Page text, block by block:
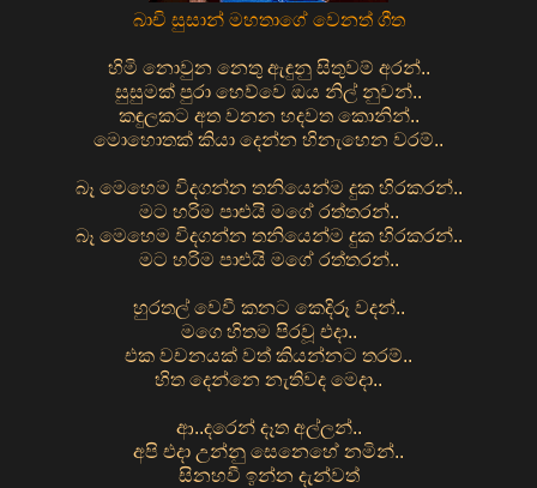
බාචි සුසාන් මහතාගේ වෙනත් ගීත
හිමි නොවුන නෙතු ඇඳුනු සිතුවම් අරන්..
සුසුමක් පුරා හෙව්වෙ ඔය නිල් නුවන්..
කඳුලකට අත වනන හදවත කොනින්..
මොහොතක් කියා දෙන්න හිනැහෙන වරම්..
බෑ මෙහෙම විදගන්න තනියෙන්ම දුක හිරකරන්..
මට හරිම පාළුයි මගේ රත්තරන්..
බෑ මෙහෙම විදගන්න තනියෙන්ම දුක හිරකරන්..
මට හරිම පාළුයි මගේ රත්තරන්..
හුරතල් වෙවී කනට කෙදිරූ වදන්..
මගෙ හිතම පිරවූ එදා..
එක වචනයක් වත් කියන්නට තරම්..
හිත දෙන්නෙ නැතිවද මෙදා..
ආ..දරෙන් දෑත අල්ලන්..
අපි එදා උන්නු සෙනෙහේ නමින්..
සිනහවී ඉන්න දැන්වත්